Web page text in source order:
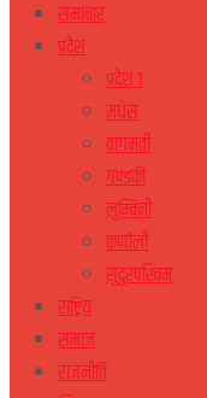
समाचार
प्रदेश
प्रदेश १
मधेस
वागमती
गण्डकी
लुम्बिनी
कर्णाली
सुदुरपस्चिम
राष्ट्रिय
समाज
राजनीति